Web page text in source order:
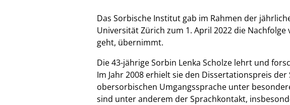
Das Sorbische Institut gab im Rahmen der
Universität Zürich zum 1. April 2022 die
geht, übernimmt.
Die 43-jährige Sorbin Lenka Scholze lehrt und
Im Jahr 2008 erhielt sie den Dissertationspreis
obersorbischen Umgangssprache unter
sind unter anderem der Sprachkontakt,